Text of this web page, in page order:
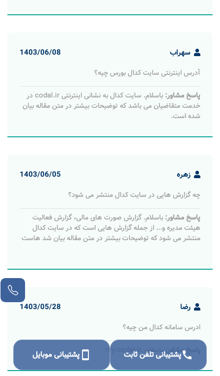
سهراب 1403/06/08
آدرس اینترنتی سایت کدال بورس چیه؟
پاسخ مشاور:
باسلام. سایت کدال به نشانی اینترنتی codal.ir در
خدمت متقاضیان می باشد که توضیحات بیشتر در متن مقاله بیان
شده است.
زهره 1403/06/05
چه گزارش‌ هایی در سایت کدال منتشر می‎ ‌شود؟
پاسخ مشاور: باسلام. گزارش صورت‌ های مالی، گزارش فعالیت
هیئت مدیره و... از جمله گزارش‌ هایی است که در سایت کدال
منتشر می‎ ‌شود که توضیحات بیشتر در متن مقاله بیان شد هاست
رضا 1403/05/28
ادرس سامانه کدال من چیه؟
پاسخ مشاور:باسلام. my-codal.ir callپشتیبانی تلفن ثابت smartphoneپشتیبانی موبایل